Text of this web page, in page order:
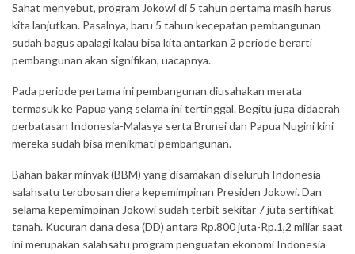
Sahat menyebut, program Jokowi di 5 tahun pertama masih harus
kita lanjutkan. Pasalnya, baru 5 tahun kecepatan pembangunan
sudah bagus apalagi kalau bisa kita antarkan 2 periode berarti
pembangunan akan signifikan, uacapnya.
Pada periode pertama ini pembangunan diusahakan merata
termasuk ke Papua yang selama ini tertinggal. Begitu juga didaerah
perbatasan Indonesia-Malasya serta Brunei dan Papua Nugini kini
mereka sudah bisa menikmati pembangunan.
Bahan bakar minyak (BBM) yang disamakan diseluruh Indonesia
salahsatu terobosan diera kepemimpinan Presiden Jokowi. Dan
selama kepemimpinan Jokowi sudah terbit sekitar 7 juta sertifikat
tanah. Kucuran dana desa (DD) antara Rp.800 juta-Rp.1,2 miliar saat
ini merupakan salahsatu program penguatan ekonomi Indonesia